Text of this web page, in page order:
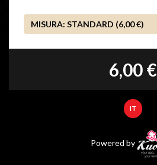
MISURA: STANDARD (6,00 €)
6,00 €
IT
Powered by